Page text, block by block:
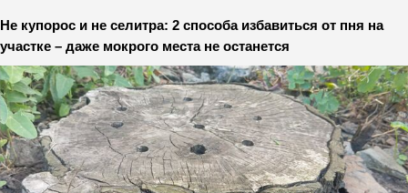
Не купорос и не селитра: 2 способа избавиться от пня на
участке – даже мокрого места не останется